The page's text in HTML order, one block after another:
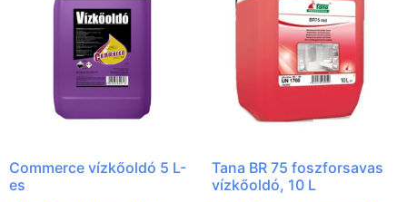
Commerce vízkőoldó 5 L-
es
Tana BR 75 foszforsavas
vízkőoldó, 10 L